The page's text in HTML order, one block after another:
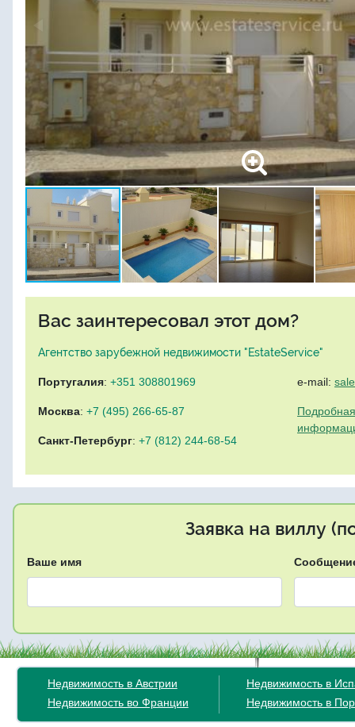
Вас заинтересовал этот дом?
Агентство зарубежной недвижимости "EstateService"
Португалия: +351 308801969
Москва: +7 (495) 266-65-87
Санкт-Петербург: +7 (812) 244-68-54
e-mail:
Заявка на виллу
Ваше имя
Недвижимость в Австрии
Недвижимость во Франции
Недвижимость в
Недвижимость в